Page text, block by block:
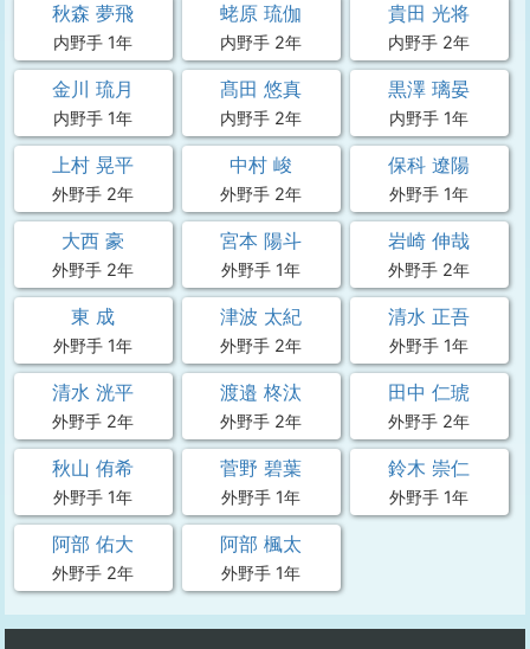
秋森 夢飛
内野手 1年
蛯原 琉伽
内野手 2年
貴田 光将
内野手 2年
金川 琉月
内野手 1年
髙田 悠真
内野手 2年
黒澤 璃晏
内野手 1年
上村 晃平
外野手 2年
中村 峻
外野手 2年
保科 遼陽
外野手 1年
大西 豪
外野手 2年
宮本 陽斗
外野手 1年
岩崎 伸哉
外野手 2年
東 成
外野手 1年
津波 太紀
外野手 2年
清水 正吾
外野手 1年
清水 洸平
外野手 2年
渡邉 柊汰
外野手 2年
田中 仁琥
外野手 2年
秋山 侑希
外野手 1年
菅野 碧葉
外野手 1年
鈴木 崇仁
外野手 1年
阿部 佑大
外野手 2年
阿部 楓太
外野手 1年